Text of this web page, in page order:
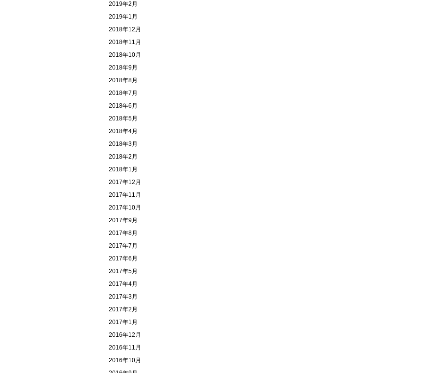
2019年2月
2019年1月
2018年12月
2018年11月
2018年10月
2018年9月
2018年8月
2018年7月
2018年6月
2018年5月
2018年4月
2018年3月
2018年2月
2018年1月
2017年12月
2017年11月
2017年10月
2017年9月
2017年8月
2017年7月
2017年6月
2017年5月
2017年4月
2017年3月
2017年2月
2017年1月
2016年12月
2016年11月
2016年10月